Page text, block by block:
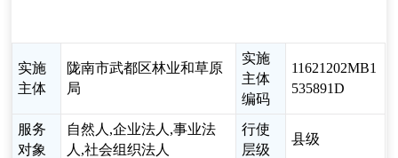
实施
主体
陇南市武都区林业和草原
局
实施
主体
编码
11621202MB1
535891D
服务
对象
自然人,企业法人,事业法
人,社会组织法人
行使
层级
县级